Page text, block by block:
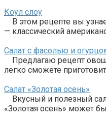
Коул слоу
В этом рецепте вы
— классический
Салат с фасолью и
Предлагаю рецепт
легко сможете
Салат «Золотая осень»
Вкусный и полезный
«Золотая осень» может